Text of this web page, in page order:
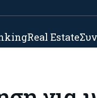
Real Estate